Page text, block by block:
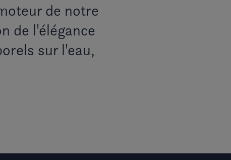
de notre
de l'élégance
sur l'eau,